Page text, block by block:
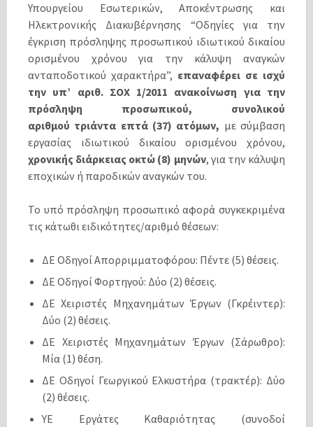
Υπουργείου Εσωτερικών, Αποκέντρωσης και
Ηλεκτρονικής Διακυβέρνησης “Οδηγίες για την
έγκριση πρόσληψης προσωπικού ιδιωτικού δικαίου
ορισμένου χρόνου για την κάλυψη αναγκών
ανταποδοτικού χαρακτήρα”, επαναφέρει σε ισχύ
την υπ’ αριθ. ΣΟΧ 1/2011 ανακοίνωση για την
πρόσληψη
προσωπικού, συνολικού
αριθμού τριάντα επτά (37) ατόμων, με σύμβαση
εργασίας ιδιωτικού δικαίου ορισμένου χρόνου,
χρονικής διάρκειας οκτώ (8) μηνών, για την κάλυψη
εποχικών ή παροδικών αναγκών του.
Το υπό πρόσληψη προσωπικό αφορά συγκεκριμένα
τις κάτωθι ειδικότητες/αριθμό θέσεων:
ΔΕ Οδηγοί Απορριμματοφόρου: Πέντε (5) θέσεις.
ΔΕ Οδηγοί Φορτηγού: Δύο (2) θέσεις.
ΔΕ Χειριστές Μηχανημάτων Έργων (Γκρέιντερ):
Δύο (2) θέσεις.
ΔΕ Χειριστές Μηχανημάτων Έργων (Σάρωθρο):
Μία (1) θέση.
ΔΕ Οδηγοί Γεωργικού Ελκυστήρα (τρακτέρ): Δύο
(2) θέσεις.
ΥΕ Εργάτες Καθαριότητας (συνοδοί